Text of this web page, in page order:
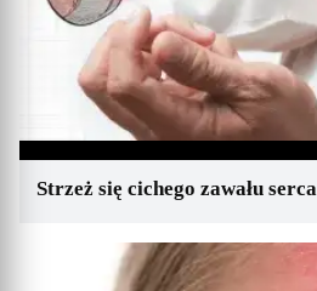
Strzeż się cichego zawału serca